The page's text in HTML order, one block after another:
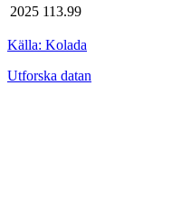
2025 113.99
Källa: Kolada
Utforska datan